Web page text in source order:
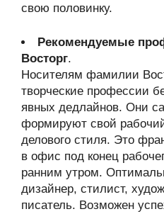
свою половинку.
Рекомендуемые
Восторг.
Носителям фамилии
творческие профессии
явных дедлайнов. Они
формируют свой
делового стиля. Это
в офис под конец
ранним утром.
дизайнер, стилист,
писатель. Возможен